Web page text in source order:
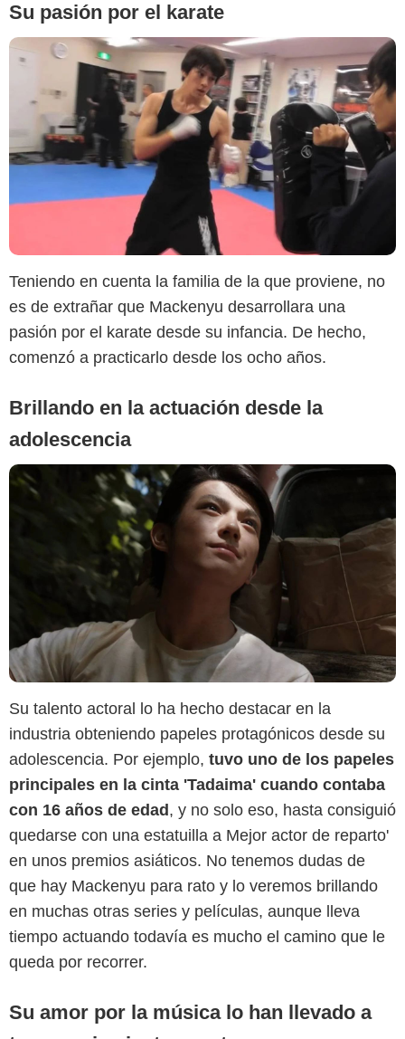
Su pasión por el karate
Teniendo en cuenta la familia de la que proviene, no
es de extrañar que Mackenyu desarrollara una
pasión por el karate desde su infancia. De hecho,
comenzó a practicarlo desde los ocho años.
Brillando en la actuación desde la
adolescencia
IMDB
Su talento actoral lo ha hecho destacar en la
industria obteniendo papeles protagónicos desde su
adolescencia. Por ejemplo, tuvo uno de los papeles
principales en la cinta 'Tadaima' cuando contaba
con 16 años de edad, y no solo eso, hasta consiguió
quedarse con una estatuilla a Mejor actor de reparto'
en unos premios asiáticos. No tenemos dudas de
que hay Mackenyu para rato y lo veremos brillando
en muchas otras series y películas, aunque lleva
tiempo actuando todavía es mucho el camino que le
queda por recorrer.
Su amor por la música lo han llevado a
Instagram